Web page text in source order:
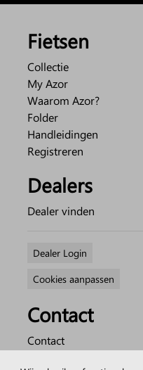
Fietsen
Collectie
My Azor
Waarom Azor?
Folder
Handleidingen
Registreren
Dealers
Dealer vinden
Dealer Login
Cookies aanpassen
Contact
Contact